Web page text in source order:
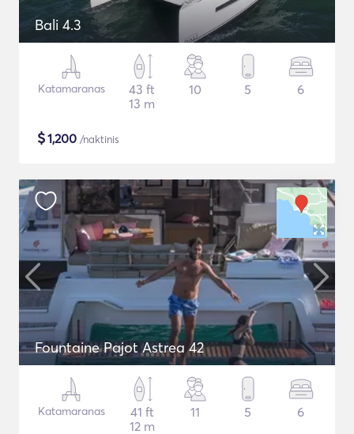
Bali 4.3
Katamaranas
43 ft
13 m
10 5 6
$1,200 /naktinis
Fountaine Pajot Astrea 42
Katamaranas
41 ft
12 m
11 5 6